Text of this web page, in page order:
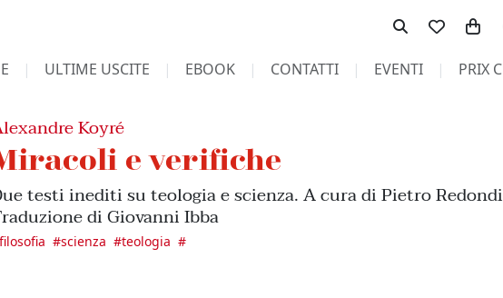
ULTIME USCITE EBOOK CONTATTI EVENTI PRIX
Koyré
e verifiche
testi inediti su teologia e scienza. A cura di Pietro
di Giovanni Ibba
filosofia #scienza #teologia #